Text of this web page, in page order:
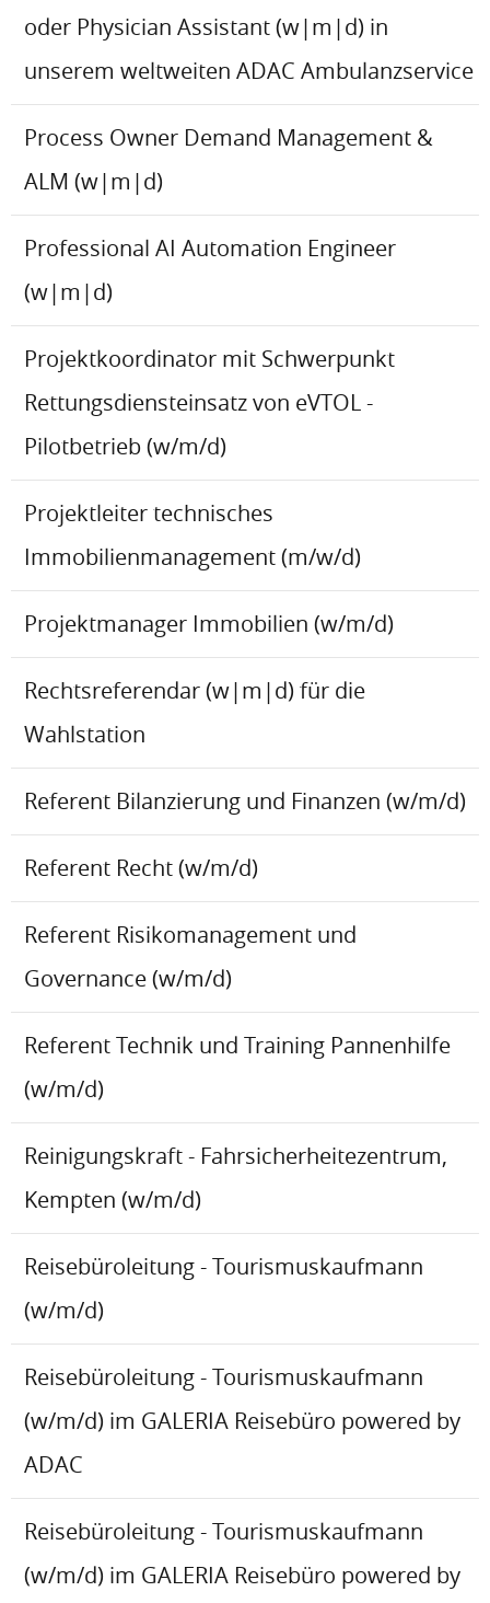
oder Physician Assistant (w|m|d) in
unserem weltweiten ADAC Ambulanzservice
Process Owner Demand Management &
ALM (w|m|d)
Professional AI Automation Engineer
(w|m|d)
Projektkoordinator mit Schwerpunkt
Rettungsdiensteinsatz von eVTOL -
Pilotbetrieb (w/m/d)
Projektleiter technisches
Immobilienmanagement (m/w/d)
Projektmanager Immobilien (w/m/d)
Rechtsreferendar (w|m|d) für die
Wahlstation
Referent Bilanzierung und Finanzen (w/m/d)
Referent Recht (w/m/d)
Referent Risikomanagement und
Governance (w/m/d)
Referent Technik und Training Pannenhilfe
(w/m/d)
Reinigungskraft - Fahrsicherheitezentrum,
Kempten (w/m/d)
Reisebüroleitung - Tourismuskaufmann
(w/m/d)
Reisebüroleitung - Tourismuskaufmann
(w/m/d) im GALERIA Reisebüro powered by
ADAC
Reisebüroleitung - Tourismuskaufmann
(w/m/d) im GALERIA Reisebüro powered by